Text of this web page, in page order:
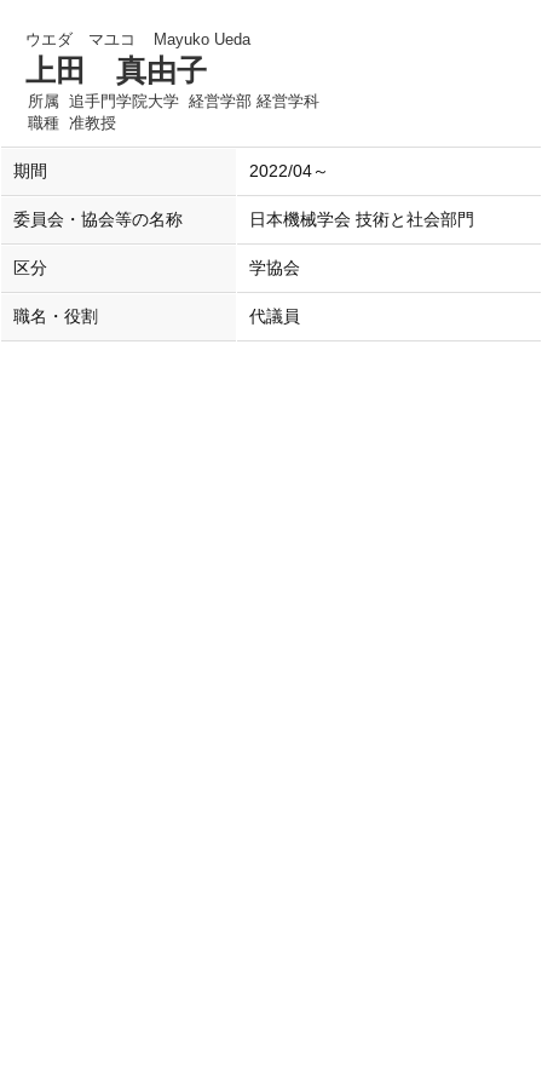
ウエダ マユコ Mayuko Ueda
上田 真由子
所属 追手門学院大学 経営学部 経営学科
職種 准教授
期間 2022/04～
委員会・協会等の名称 日本機械学会 技術と社会部門
区分 学協会
職名・役割 代議員